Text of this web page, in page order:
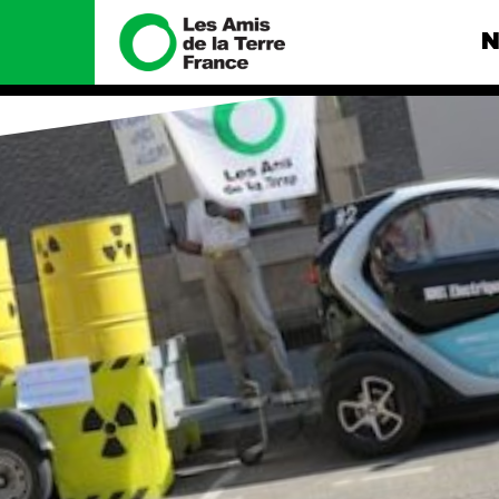
Nous connaître
Histoire
Manifeste
Missions et méthodes
Valeurs
Équipes et
fonctionnement
Le réseau dans le monde
Nos alliés
Je soutiens les Amis de la
Terre
Nos
Total, rendez-
tribunal
Gaz « naturel
enfumage
Mode : une
destructrice
Gaz au
violence
Nos autres